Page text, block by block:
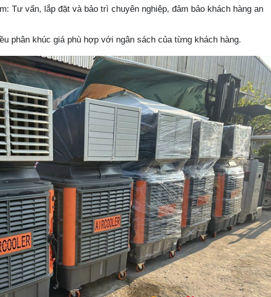
Tư vấn, lắp đặt và bảo trì chuyên nghiệp, đảm bảo khách hàng an
phân khúc giá phù hợp với ngân sách của từng khách hàng.